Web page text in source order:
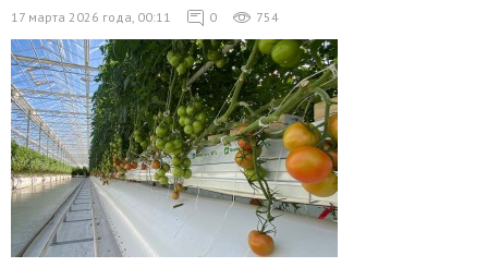
17 марта 2026 года, 00:11 0 754